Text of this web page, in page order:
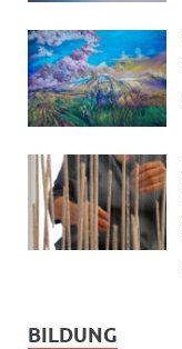
BILDUNG